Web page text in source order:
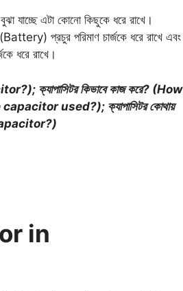
যাচ্ছে এটা কোনো কিছুকে ধরে রাখে।
(Battery) প্রচুর পরিমাণ চার্জকে ধরে রাখে এবং
ধরে রাখে।
ক্যাপাসিটর কিভাবে কাজ করে? (How
are capacitor used?); ক্যাপাসিটর কোথায়
in